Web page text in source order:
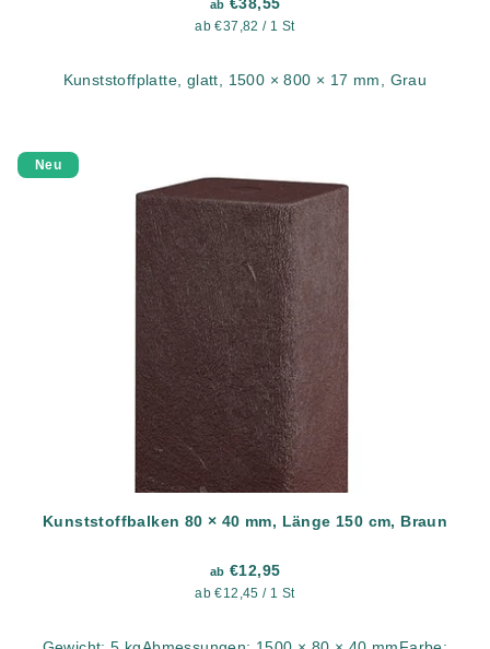
ab
Verkaufspreis:
ab €37,82 / 1 St
Kunststoffplatte, glatt, 1500 × 800 × 17 mm, Grau
Neu
Kunststoffbalken 80 × 40 mm, Länge 150 cm, Braun
ab €12,95
Verkaufspreis:
ab €12,45 / 1 St